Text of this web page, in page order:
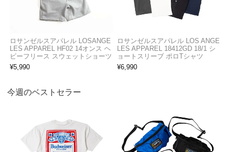
ロサンゼルスアパレル LOSANGE
LES APPAREL HF02 14オンス ヘ
ビーフリース スウェットショーツ
¥5,990
ロサンゼルスアパレル LOS ANGE
LES APPAREL 18412GD 18/1 シ
ョートスリーブ ポロTシャツ
¥6,990
今週のベストセラー